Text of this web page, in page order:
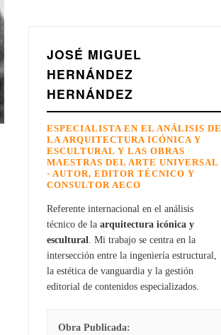
JOSÉ MIGUEL
HERNÁNDEZ
HERNÁNDEZ
ESPECIALISTA EN EL ANÁLISIS DE
LA ARQUITECTURA ICÓNICA Y
ESCULTURAL Y LAS OBRAS
MAESTRAS DEL ARTE UNIVERSAL
· AUTOR, EDITOR TÉCNICO Y
CONSULTOR AECO
Referente internacional en el análisis
técnico de la arquitectura icónica y
escultural . Mi trabajo se centra en la
intersección entre la ingeniería estructural,
la estética de vanguardia y la gestión
editorial de contenidos especializados.
Obra Publicada: